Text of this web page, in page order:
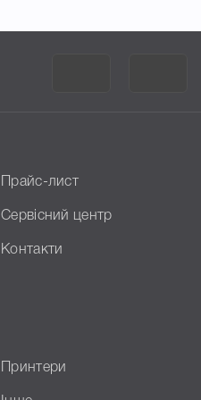
Прайс-лист
Сервісний центр
Контакти
Принтери